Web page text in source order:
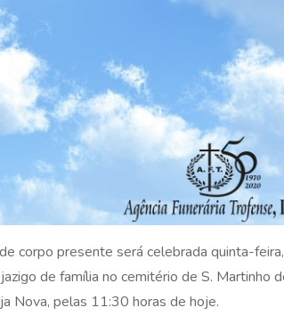
corpo presente será celebrada quinta-feira,
de família no cemitério de S. Martinho
Nova, pelas 11:30 horas de hoje.